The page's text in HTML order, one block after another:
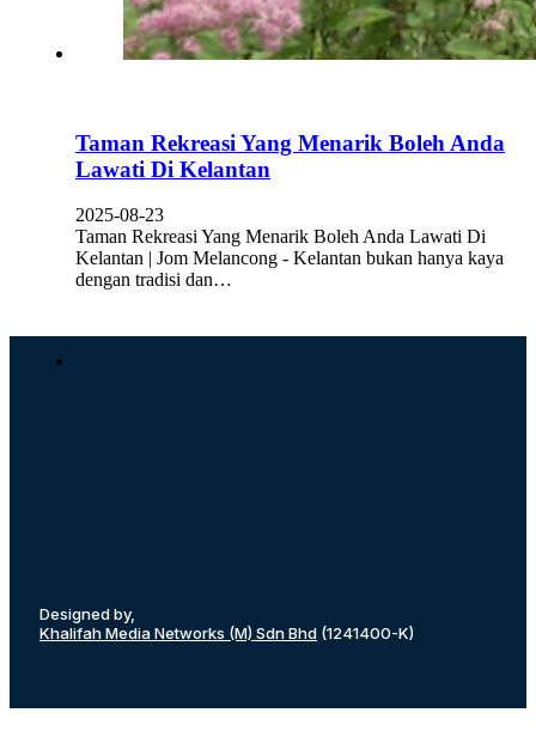
Taman Rekreasi Yang Menarik Boleh Anda
Lawati Di Kelantan
2025-08-23
Taman Rekreasi Yang Menarik Boleh Anda Lawati Di
Kelantan | Jom Melancong - Kelantan bukan hanya kaya
dengan tradisi dan…
Designed by,
Khalifah Media Networks (M) Sdn Bhd (1241400-K)